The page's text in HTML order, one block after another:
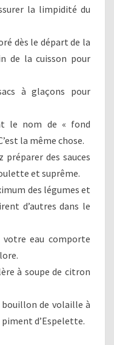
la limpidité du
dès le départ de la
de la cuisson pour
à glaçons pour
le nom de « fond
la même chose.
des sauces
et suprême.
des légumes et
d’autres dans le
eau comporte
à soupe de citron
de volaille à
d’Espelette.